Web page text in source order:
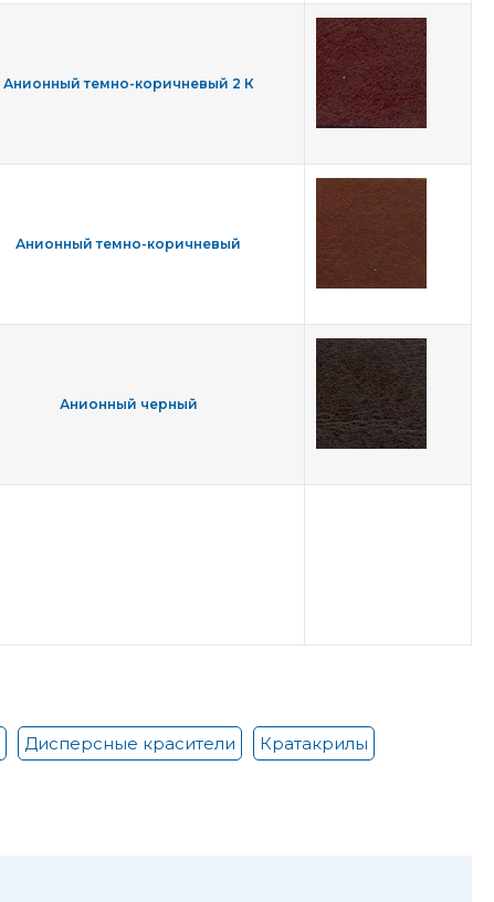
Анионный темно-коричневый 2 К
Анионный темно-коричневый
Анионный черный
Дисперсные красители Кратакрилы